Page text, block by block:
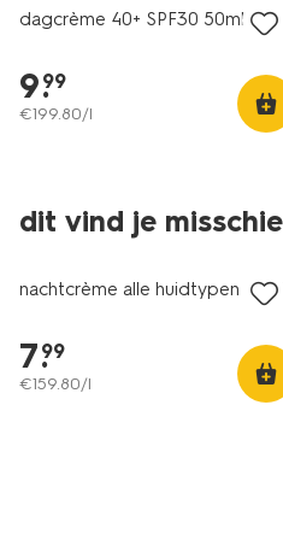
dagcrème 40+ SPF30 50ml
9.
99
€199.80/l
dit vind je
vegan
nachtcrème alle huidtypen 50ml
7.
99
€159.80/l